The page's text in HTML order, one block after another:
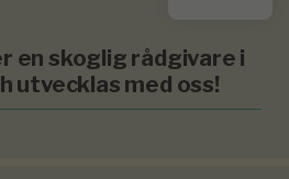
en skoglig rådgivare i
utvecklas med oss!